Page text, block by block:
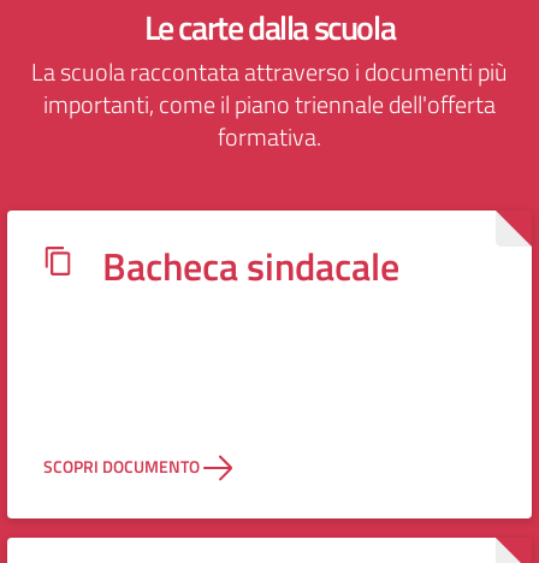
Le carte dalla scuola
La scuola raccontata attraverso i documenti più
importanti, come il piano triennale dell'offerta
formativa.
Bacheca sindacale
SCOPRI DOCUMENTO